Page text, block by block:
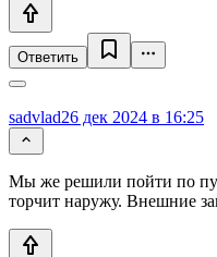
Ответить
sadvlad26 дек 2024 в 16:25
Мы же решили пойти по
торчит наружу. Внешние